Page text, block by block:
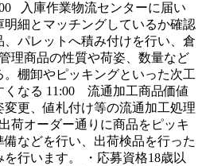
入庫作業物流センターに届い
細とマッチングしているか確認
、パレットへ積み付けを行い、倉
理商品の性質や荷姿、数量など
棚卸やピッキングといった次工
くなる 11:00 流通加工商品価値
更、値札付け等の流通加工処理
荷オーダー通りに商品をピッキ
などを行い、出荷検品を行った
行います。 ・応募資格18歳以